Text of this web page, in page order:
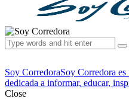
Soy CorredoraSoy Corredora
dedicada a informar, educar,
Close